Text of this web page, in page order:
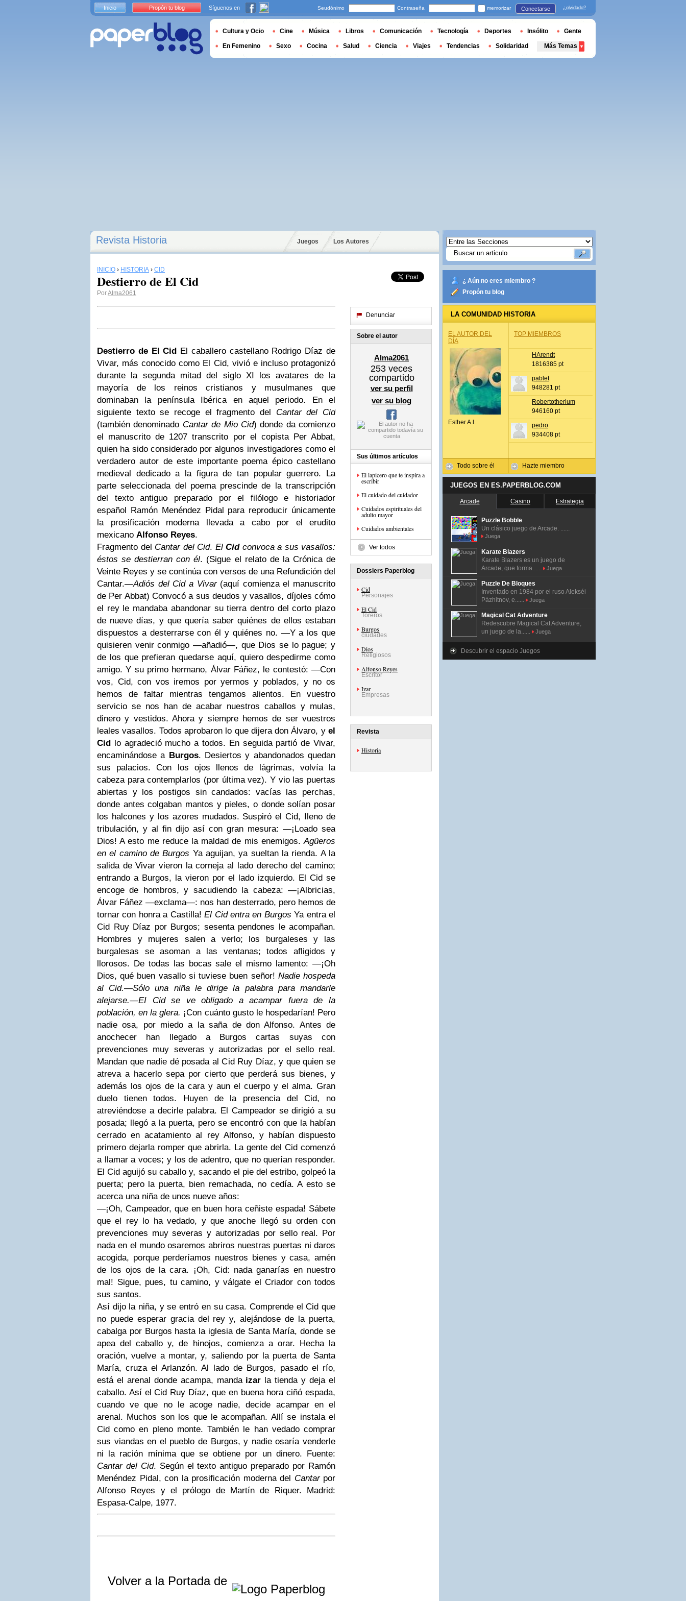
Revista Historia Juegos Los Autores
INICIO › HISTORIA › CID
Destierro de El Cid
PorAlma2061
Destierro de El Cid El caballero castellano Rodrigo Díaz de
Vivar, más conocido como El Cid, vivió e incluso protagonizó
durante la segunda mitad del siglo XI los avatares de la
mayoría de los reinos cristianos y musulmanes que
dominaban la península Ibérica en aquel periodo. En el
siguiente texto se recoge el fragmento del Cantar del Cid
(también denominado Cantar de Mio Cid) donde da comienzo
el manuscrito de 1207 transcrito por el copista Per Abbat,
quien ha sido considerado por algunos investigadores como el
verdadero autor de este importante poema épico castellano
medieval dedicado a la figura de tan popular guerrero. La
parte seleccionada del poema prescinde de la transcripción
del texto antiguo preparado por el filólogo e historiador
español Ramón Menéndez Pidal para reproducir únicamente
la prosificación moderna llevada a cabo por el erudito
mexicano Alfonso Reyes.
Fragmento del Cantar del Cid. El Cidconvoca a sus vasallos:
éstos se destierran con él. (Sigue el relato de la Crónica de
Veinte Reyes y se continúa con versos de una Refundición del
Cantar.—Adiós del Cid a Vivar(aquí comienza el manuscrito
de Per Abbat) Convocó a sus deudos y vasallos, díjoles cómo
el rey le mandaba abandonar su tierra dentro del corto plazo
de nueve días, y que quería saber quiénes de ellos estaban
dispuestos a desterrarse con él y quiénes no. —Y a los que
quisieren venir conmigo —añadió—, que Dios se lo pague; y
de los que prefieran quedarse aquí, quiero despedirme como
amigo. Y su primo hermano, Álvar Fáñez, le contestó: —Con
vos, Cid, con vos iremos por yermos y poblados, y no os
hemos de faltar mientras tengamos alientos. En vuestro
servicio se nos han de acabar nuestros caballos y mulas,
dinero y vestidos. Ahora y siempre hemos de ser vuestros
leales vasallos. Todos aprobaron lo que dijera don Álvaro, yel
Cid lo agradeció mucho a todos. En seguida partió de Vivar,
encaminándose a Burgos. Desiertos y abandonados quedan
sus palacios.
Con los ojos llenos de lágrimas, volvía la
cabeza para contemplarlos (por última vez). Y vio las puertas
abiertas y los postigos sin candados: vacías las perchas,
donde antes colgaban mantos y pieles, o donde solían posar
los halcones y los azores mudados. Suspiró el Cid, Ileno de
tribulación, y al fin dijo así con gran mesura: —¡Loado sea
Dios! A esto me reduce la maldad de mis enemigos. Agüeros
en el camino de Burgos Ya aguijan, ya sueltan la rienda. A la
salida de Vivar vieron la corneja al lado derecho del camino;
entrando a Burgos, la vieron por el lado izquierdo. El Cid se
encoge de hombros, y sacudiendo la cabeza: —¡Albricias,
Álvar Fáñez —exclama—: nos han desterrado, pero hemos de
tornar con honra a Castilla! El Cid entra en Burgos Ya entra el
Cid Ruy Díaz por Burgos; sesenta pendones le acompañan.
Hombres y mujeres salen a verlo; los burgaleses y las
burgalesas se asoman a las ventanas; todos afligidos y
llorosos. De todas las bocas sale el mismo lamento: —¡Oh
Dios, qué buen vasallo si tuviese buen señor! Nadie hospeda
al Cid.—Sólo una niña le dirige la palabra para mandarle
alejarse.—EI Cid se ve obligado a acampar fuera de la
población, en la glera. ¡Con cuánto gusto le hospedarían! Pero
nadie osa, por miedo a la saña de don Alfonso. Antes de
anochecer han llegado a Burgos cartas suyas con
prevenciones muy severas y autorizadas por el sello real.
Mandan que nadie dé posada al Cid Ruy Díaz, y que quien se
atreva a hacerlo sepa por cierto que perderá sus bienes, y
además los ojos de la cara y aun el cuerpo y el alma. Gran
duelo tienen todos. Huyen de la presencia del Cid, no
atreviéndose a decirle palabra. El Campeador se dirigió a su
posada; llegó a la puerta, pero se encontró con que la habían
cerrado en acatamiento al rey Alfonso, y habían dispuesto
primero dejarla romper que abrirla. La gente del Cid comenzó
a llamar a voces; y los de adentro, que no querían responder.
El Cid aguijó su caballo y, sacando el pie del estribo, golpeó la
puerta; pero la puerta, bien remachada, no cedía. A esto se
acerca una niña de unos nueve años:
—¡Oh, Campeador, que en buen hora ceñiste espada! Sábete
que el rey lo ha vedado, y que anoche llegó su orden con
prevenciones muy severas y autorizadas por sello real. Por
nada en el mundo osaremos abriros nuestras puertas ni daros
acogida, porque perderíamos nuestros bienes y casa, amén
de los ojos de la cara. ¡Oh, Cid: nada ganarías en nuestro
mal! Sigue, pues, tu camino, y válgate el Criador con todos
sus santos.
Así dijo la niña, y se entró en su casa. Comprende el Cid que
no puede esperar gracia del rey y, alejándose de la puerta,
cabalga por Burgos hasta la iglesia de Santa María, donde se
apea del caballo y, de hinojos, comienza a orar. Hecha la
oración, vuelve a montar, y, saliendo por la puerta de Santa
María, cruza el Arlanzón. Al lado de Burgos, pasado el río,
está el arenal donde acampa, manda izar la tienda y deja el
caballo. Así el Cid Ruy Díaz, que en buena hora ciñó espada,
cuando ve que no le acoge nadie, decide acampar en el
arenal. Muchos son los que le acompañan. Allí se instala el
Cid como en pleno monte. También le han vedado comprar
sus viandas en el pueblo de Burgos, y nadie osaría venderle
ni la ración mínima que se obtiene por un dinero. Fuente:
Cantar del Cid. Según el texto antiguo preparado por Ramón
Menéndez Pidal, con la prosificación moderna del Cantarpor
Alfonso Reyes y el prólogo de Martín de Riquer. Madrid:
Espasa-Calpe, 1977.
Volver a la Portada de
Denunciar
Sobre el autor
Alma2061
253 veces
compartido
ver su perfil
ver su blog
Sus últimos artículos
El lapicero que te inspira a
escribir
El cuidado del cuidador
Cuidados espirituales del
adulto mayor
Cuidados ambientales
Ver todos
Dossiers Paperblog
Cid
Personajes
El Cid
Toreros
Burgos
ciudades
Dios
Religiosos
Alfonso Reyes
Escritor
Izar
Empresas
Revista
Historia
¿ Aún no eres miembro ?
Propón tu blog
LA COMUNIDAD HISTORIA
EL AUTOR DEL
DÍA
Esther A.l.
Todo sobre él
TOP MIEMBROS
HArendt
1816385 pt
pablet
948281 pt
Robertotherium
946160 pt
pedro
934408 pt
Hazte miembro
JUEGOS EN ES.PAPERBLOG.COM
Arcade Casino Estrategia
Puzzle Bobble
Un clásico juego de Arcade. ......
Juega
Karate Blazers
Karate Blazers es un juego de
Arcade, que forma......
Juega
Puzzle De Bloques
Inventado en 1984 por el ruso Alekséi
Pázhitnov, e......
Juega
Magical Cat Adventure
Redescubre Magical Cat Adventure,
un juego de la......
Juega
Descubrir el espacio Juegos
Inicio Propón tu blog Síguenos en Seudónimo Contraseña memorizar Conectarse ¿olvidado?
Cultura y Ocio Cine Música Libros Comunicación Tecnología Deportes Insólito Gente
En Femenino Sexo Cocina Salud Ciencia Viajes Tendencias Solidaridad Más Temas